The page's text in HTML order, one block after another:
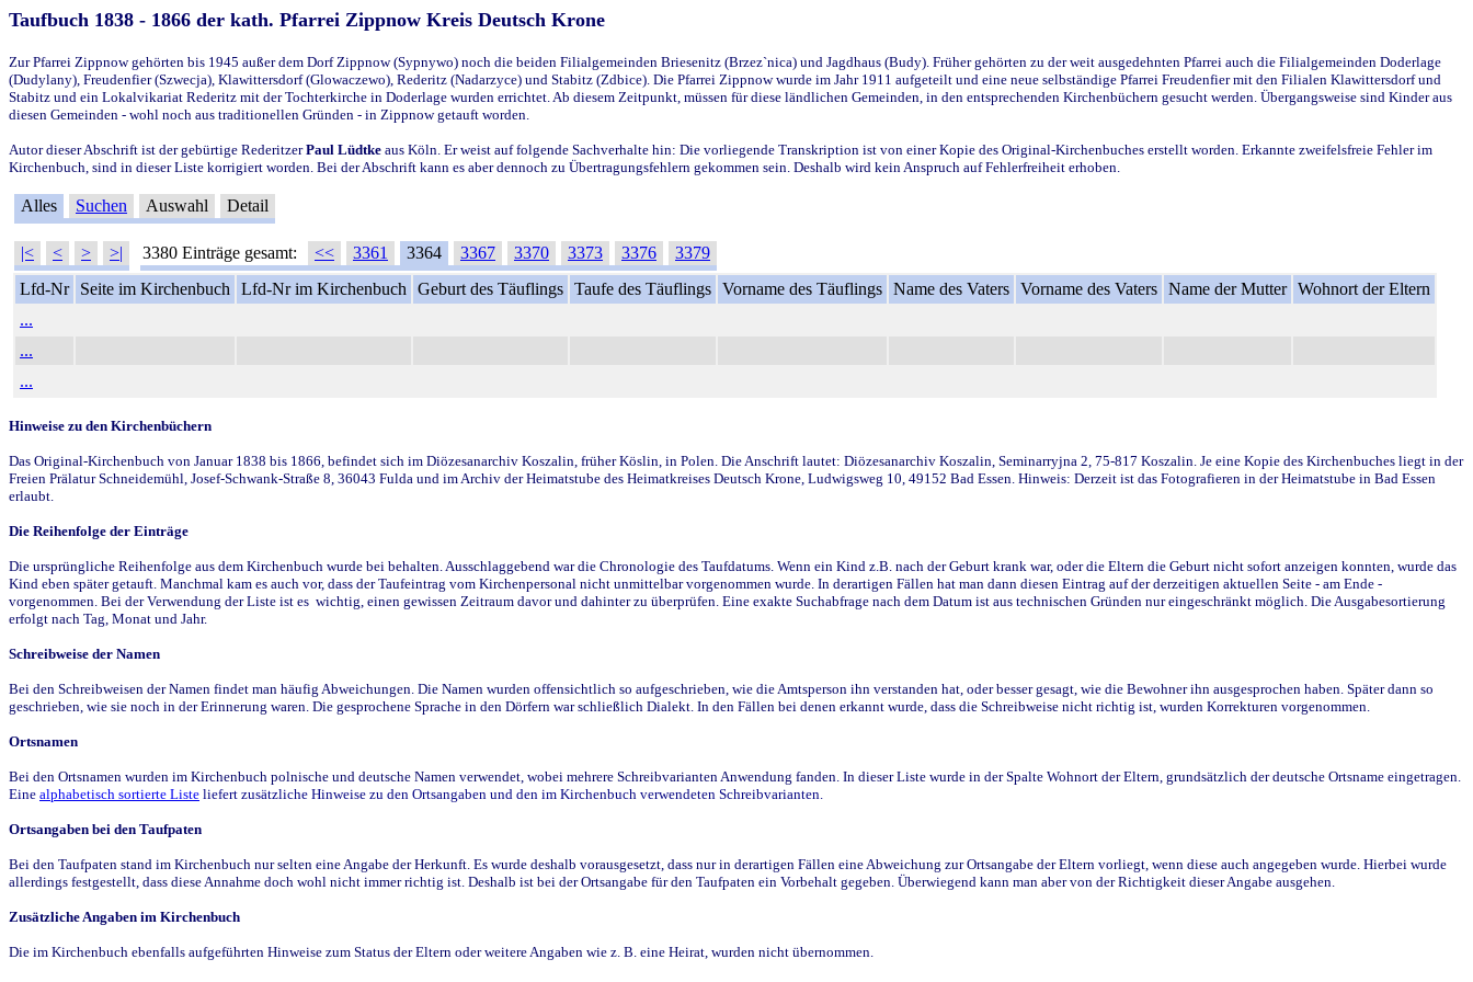
Taufbuch 1838 - 1866 der kath. Pfarrei Zippnow Kreis Deutsch Krone
Zur Pfarrei Zippnow gehörten bis 1945 außer dem Dorf Zippnow (Sypnywo) noch die beiden Filialgemeinden Briesenitz (Brzez`nica) und Jagdhaus (Budy). Früher gehörten zu der weit ausgedehnten Pfarrei auch die Filialgemeinden Doderlage
(Dudylany), Freudenfier (Szwecja), Klawittersdorf (Glowaczewo), Rederitz (Nadarzyce) und Stabitz (Zdbice). Die Pfarrei Zippnow wurde im Jahr 1911 aufgeteilt und eine neue selbständige Pfarrei Freudenfier mit den Filialen Klawittersdorf und
Stabitz und ein Lokalvikariat Rederitz mit der Tochterkirche in Doderlage wurden errichtet. Ab diesem Zeitpunkt, müssen für diese ländlichen Gemeinden, in den entsprechenden Kirchenbüchern gesucht werden. Übergangsweise sind Kinder aus
diesen Gemeinden - wohl noch aus traditionellen Gründen - in Zippnow getauft worden.
Autor dieser Abschrift ist der gebürtige RederitzerPaul Lüdtke aus Köln. Er weist auf folgende Sachverhalte hin: Die vorliegende Transkription ist von einer Kopie des Original-Kirchenbuches erstellt worden. Erkannte zweifelsfreie Fehler im
Kirchenbuch, sind in dieser Liste korrigiert worden. Bei der Abschrift kann es aber dennoch zu Übertragungsfehlern gekommen sein. Deshalb wird kein Anspruch auf Fehlerfreiheit erhoben.
Alles Suchen Auswahl Detail
|< < > >| 3380 Einträge gesamt: << 3361 3364 3367 3370 3373 3376
3379
Lfd-Nr
Seite im Kirchenbuch Lfd-Nr im Kirchenbuch Geburt des Täuflings Taufe des Täuflings Vorname des Täuflings Name des Vaters Vorname des Vaters Name der Mutter Wohnort der Eltern
...
...
...
Hinweise zu den Kirchenbüchern
Das Original-Kirchenbuch von Januar 1838 bis 1866, befindet sich im Diözesanarchiv Koszalin, früher Köslin, in Polen. Die Anschrift lautet: Diözesanarchiv Koszalin, Seminarryjna 2, 75-817 Koszalin. Je eine Kopie des Kirchenbuches liegt in der
Freien Prälatur Schneidemühl, Josef-Schwank-Straße 8, 36043 Fulda und im Archiv der Heimatstube des Heimatkreises Deutsch Krone, Ludwigsweg 10, 49152 Bad Essen. Hinweis: Derzeit ist das Fotografieren in der Heimatstube in Bad Essen
erlaubt.
Die Reihenfolge der Einträge
Die ursprüngliche Reihenfolge aus dem Kirchenbuch wurde bei behalten. Ausschlaggebend war die Chronologie des Taufdatums. Wenn ein Kind z.B. nach der Geburt krank war, oder die Eltern die Geburt nicht sofort anzeigen konnten, wurde das
Kind eben später getauft. Manchmal kam es auch vor, dass der Taufeintrag vom Kirchenpersonal nicht unmittelbar vorgenommen wurde. In derartigen Fällen hat man dann diesen Eintrag auf der derzeitigen aktuellen Seite - am Ende -
vorgenommen. Bei der Verwendung der Liste ist es wichtig, einen gewissen Zeitraum davor und dahinter zu überprüfen. Eine exakte Suchabfrage nach dem Datum ist aus technischen Gründen nur eingeschränkt möglich. Die Ausgabesortierung
erfolgt nach Tag, Monat und Jahr.
Schreibweise der Namen
Bei den Schreibweisen der Namen findet man häufig Abweichungen. Die Namen wurden offensichtlich so aufgeschrieben, wie die Amtsperson ihn verstanden hat, oder besser gesagt, wie die Bewohner ihn ausgesprochen haben. Später dann so
geschrieben, wie sie noch in der Erinnerung waren. Die gesprochene Sprache in den Dörfern war schließlich Dialekt. In den Fällen bei denen erkannt wurde, dass die Schreibweise nicht richtig ist, wurden Korrekturen vorgenommen.
Ortsnamen
Bei den Ortsnamen wurden im Kirchenbuch polnische und deutsche Namen verwendet, wobei mehrere Schreibvarianten Anwendung fanden. In dieser Liste wurde in der Spalte Wohnort der Eltern, grundsätzlich der deutsche Ortsname eingetragen.
Eine alphabetisch sortierte Liste liefert zusätzliche Hinweise zu den Ortsangaben und den im Kirchenbuch verwendeten Schreibvarianten.
Ortsangaben bei den Taufpaten
Bei den Taufpaten stand im Kirchenbuch nur selten eine Angabe der Herkunft. Es wurde deshalb vorausgesetzt, dass nur in derartigen Fällen eine Abweichung zur Ortsangabe der Eltern vorliegt, wenn diese auch angegeben wurde. Hierbei wurde
allerdings festgestellt, dass diese Annahme doch wohl nicht immer richtig ist. Deshalb ist bei der Ortsangabe für den Taufpaten ein Vorbehalt gegeben. Überwiegend kann man aber von der Richtigkeit dieser Angabe ausgehen.
Zusätzliche Angaben im Kirchenbuch
Die im Kirchenbuch ebenfalls aufgeführten Hinweise zum Status der Eltern oder weitere Angaben wie z. B. eine Heirat, wurden nicht übernommen.